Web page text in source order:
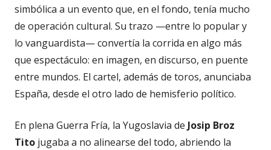
simbólica a un evento que, en el fondo, tenía mucho
de operación cultural. Su trazo —entre lo popular y
lo vanguardista— convertía la corrida en algo más
que espectáculo: en imagen, en discurso, en puente
entre mundos. El cartel, además de toros, anunciaba
España, desde el otro lado de hemisferio político.
En plena Guerra Fría, la Yugoslavia de Josip Broz
Tito jugaba a no alinearse del todo, abriendo la